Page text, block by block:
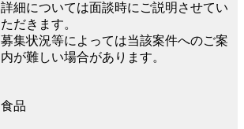
詳細については面談時にご説明させてい
ただきます。
募集状況等によっては当該案件へのご案
内が難しい場合があります。
食品